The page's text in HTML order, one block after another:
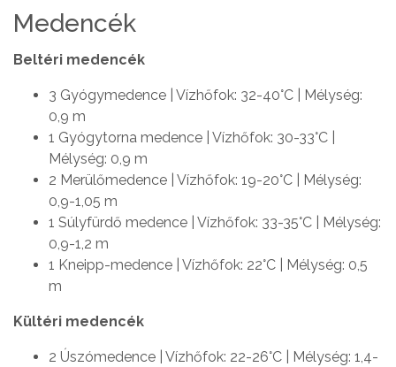
Medencék
Beltéri medencék
3 Gyógymedence | Vízhőfok: 32-40°C | Mélység:
0,9 m
1 Gyógytorna medence | Vízhőfok: 30-33°C |
Mélység: 0,9 m
2 Merülőmedence | Vízhőfok: 19-20°C | Mélység:
0,9-1,05 m
1 Súlyfürdő medence | Vízhőfok: 33-35°C | Mélység:
0,9-1,2 m
1 Kneipp-medence | Vízhőfok: 22°C | Mélység: 0,5
m
Kültéri medencék
2 Úszómedence | Vízhőfok: 22-26°C | Mélység: 1,4-